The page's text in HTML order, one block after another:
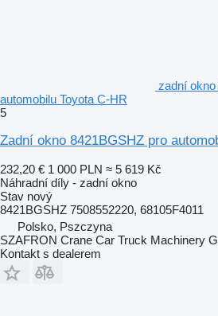
zadní
automobilu Toyota C-HR
5
Zadní okno 8421BGSHZ pro
232,20 € 1 000 PLN ≈ 5 619 Kč
Náhradní díly - zadní okno
Stav nový
8421BGSHZ 7508552220, 68105F4011
Polsko, Pszczyna
SZAFRON Crane Car Truck Machinery
Kontakt s dealerem